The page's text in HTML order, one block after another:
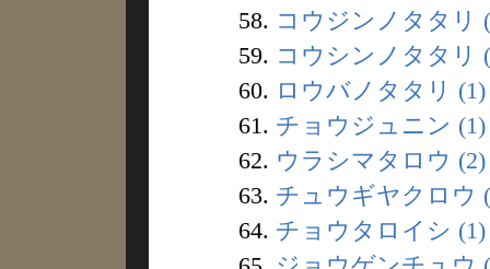
58. コウジンノタタリ
59. コウシンノタタリ
60. ロウバノタタリ (1)
61. チョウジュニン (1)
62. ウラシマタロウ (2)
63. チュウギヤクロウ
64. チョウタロイシ (1)